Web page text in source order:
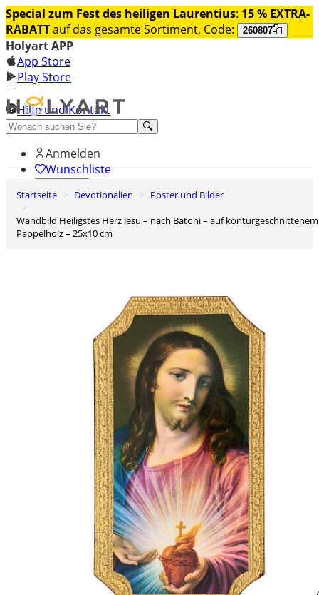
Special zum Fest des heiligen Laurentius: 15 % EXTRA-
RABATTauf das gesamte Sortiment, Code: 260807
Holyart APP
App Store
Play Store
Hilfe und Kontakt
Entdecken Sie Premium
Anmelden
Wunschliste
0
Startseite Devotionalien
Poster und Bilder
Wandbild Heiligstes Herz Jesu – nach Batoni – auf konturgeschnittenem
Pappelholz – 25x10 cm